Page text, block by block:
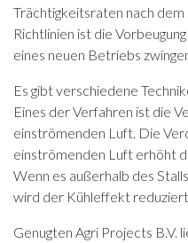
Trächtigkeitsraten nach
Richtlinien ist die
eines neuen Betriebs
Es gibt verschiedene
Eines der Verfahren ist die
einströmenden Luft. Die
einströmenden Luft erhöht
Wenn es außerhalb des
wird der Kühleffekt
Genugten Agri Projects B.V.